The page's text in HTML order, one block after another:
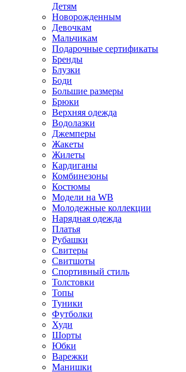
Детям
Новорожденным
Девочкам
Мальчикам
Подарочные сертификаты
Бренды
Блузки
Боди
Большие размеры
Брюки
Верхняя одежда
Водолазки
Джемперы
Жакеты
Жилеты
Кардиганы
Комбинезоны
Костюмы
Модели на WB
Молодежные коллекции
Нарядная одежда
Платья
Рубашки
Свитеры
Свитшоты
Спортивный стиль
Толстовки
Топы
Туники
Футболки
Худи
Шорты
Юбки
Варежки
Манишки